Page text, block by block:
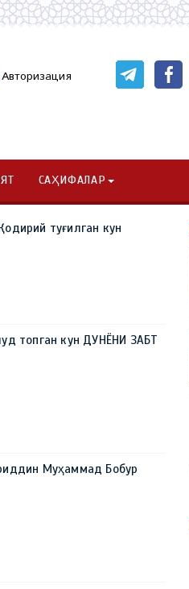
Авторизация
САҲИФАЛАР
туғилган кун
топган кун ДУНЁНИ ЗАБТ
Муҳаммад Бобур